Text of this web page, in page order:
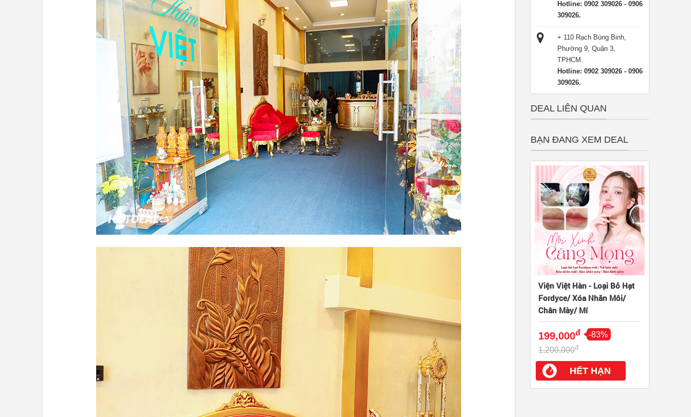
+ Loại bỏ hạt Fordyce môi/ Trẻ hóa môi/ Xóa nhăn môi/ Xóa chân mày/ mí/ Trắng da
vùng mặt: 01 voucher.
+ Hình xăm theo kích thước tỷ lệ ngang 3cm x 5cm: 01 voucher.
+ Hình xăm theo kích thước tỷ lệ ngang 5cm x 8cm: 02 voucher.
+ Hình xăm theo kích thước tỷ lệ ngang 10cm x 10cm: 03 voucher.
- Thời gian: 9h-20h30, tất cả các ngày trong tuần. Không áp dụng vào các ngày Lễ.
- Sử dụng 01 voucher/ 01 người/ 01 gói dịch vụ (không bù tiền).
- Áp dụng cho cả nam và nữ.
- Một khách hàng được mua nhiều phiếu.
- Không áp dụng đồng thời với các chương trình khuyến mãi khác.
- Khách hàng vui lòng đặt chỗ trước khi đến để được phục vụ tốt nhất.
- Phiếu không có giá trị quy đổi thành tiền mặt, không trả lại tiền thừa.
- Thanh toán online nhận ngay voucher điện tử.
Hotline: 0902 309026 - 0906
309026.
+ 110 Rạch Bùng Binh,
Phường 9, Quận 3,
TPHCM.
Hotline: 0902 309026 - 0906
309026.
DEAL LIÊN QUAN
BẠN ĐANG XEM DEAL
Viện Việt Hàn - Loại Bỏ Hạt
Fordyce/ Xóa Nhăn Môi/
Chân Mày/ Mí
199,000đ
-83%
1,200,000đ
HẾT HẠN